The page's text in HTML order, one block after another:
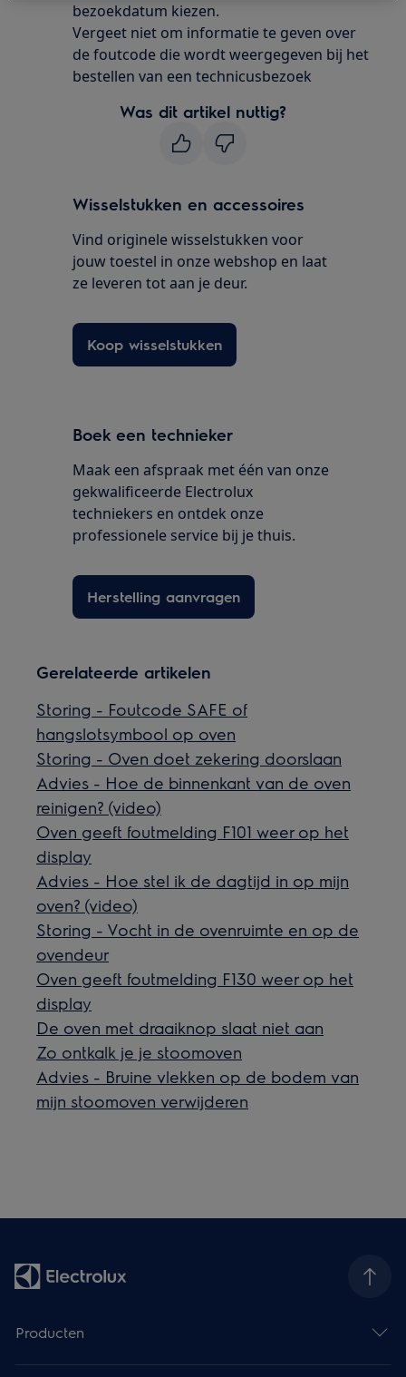
bezoekdatum kiezen.
Vergeet niet om informatie te geven over
de foutcode die wordt weergegeven bij het
bestellen van een technicusbezoek
Was dit artikel nuttig?
Wisselstukken en accessoires
Vind originele wisselstukken voor
jouw toestel in onze webshop en laat
ze leveren tot aan je deur.
Koop wisselstukken
Boek een technieker
Maak een afspraak met één van onze
gekwalificeerde Electrolux
techniekers en ontdek onze
professionele service bij je thuis.
Herstelling aanvragen
Gerelateerde artikelen
Storing - Foutcode SAFE of
hangslotsymbool op oven
Storing - Oven doet zekering doorslaan
Advies - Hoe de binnenkant van de oven
reinigen? (video)
Oven geeft foutmelding F101 weer op het
display
Advies - Hoe stel ik de dagtijd in op mijn
oven? (video)
Storing - Vocht in de ovenruimte en op de
ovendeur
Oven geeft foutmelding F130 weer op het
display
De oven met draaiknop slaat niet aan
Zo ontkalk je je stoomoven
Advies - Bruine vlekken op de bodem van
mijn stoomoven verwijderen
Producten